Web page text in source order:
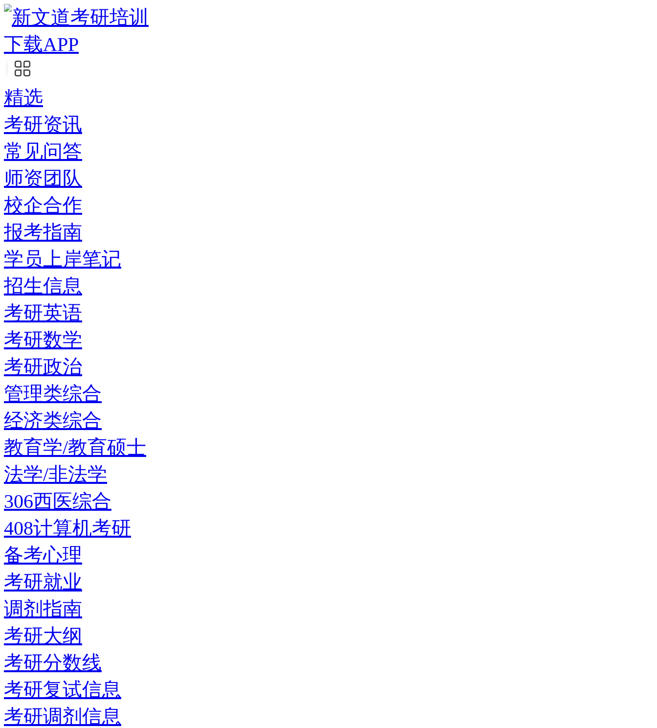
下载APP
精选
考研资讯
常见问答
师资团队
校企合作
报考指南
学员上岸笔记
招生信息
考研英语
考研数学
考研政治
管理类综合
经济类综合
教育学/教育硕士
法学/非法学
306西医综合
408计算机考研
备考心理
考研就业
调剂指南
考研大纲
考研分数线
考研复试信息
考研调剂信息